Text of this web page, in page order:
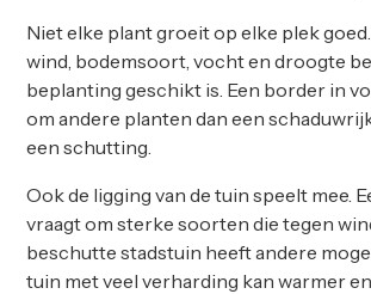
Niet elke plant groeit op elke plek goed.
wind, bodemsoort, vocht en droogte
beplanting geschikt is. Een border in
om andere planten dan een
een schutting.
Ook de ligging van de tuin speelt mee.
vraagt om sterke soorten die tegen
beschutte stadstuin heeft andere
tuin met veel verharding kan warmer